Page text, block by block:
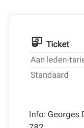
Ticket
Aan leden-
Standaard
Info: Georges